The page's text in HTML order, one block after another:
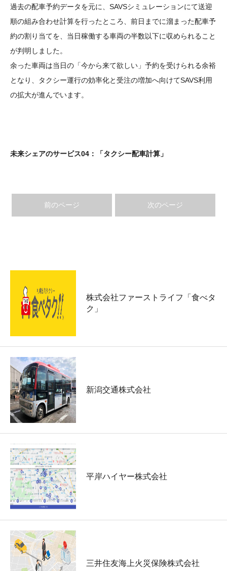
過去の配車予約データを元に、SAVSシミュレーションにて送迎
順の組み合わせ計算を行ったところ、前日までに溜まった配車予
約の割り当てを、当日稼働する車両の半数以下に収められること
が判明しました。
余った車両は当日の「今から来て欲しい」予約を受けられる余裕
となり、タクシー運行の効率化と受注の増加へ向けてSAVS利用
の拡大が進んでいます。
未来シェアのサービス04： 「タクシー配車計算」
前のページ 次のページ
株式会社ファーストライフ「食べタ
ク」
新潟交通株式会社
平岸ハイヤー株式会社
三井住友海上火災保険株式会社